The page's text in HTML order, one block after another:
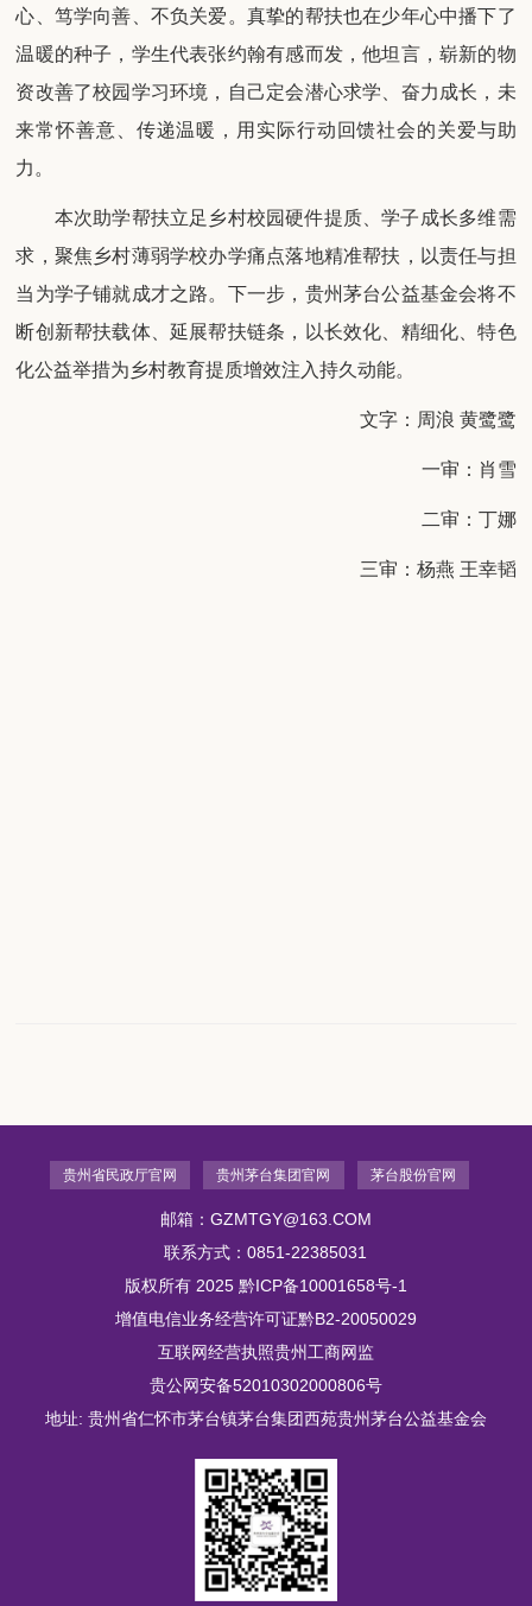
心、笃学向善、不负关爱。真挚的帮扶也在少年心中播下了
温暖的种子，学生代表张约翰有感而发，他坦言，崭新的物
资改善了校园学习环境，自己定会潜心求学、奋力成长，未
来常怀善意、传递温暖，用实际行动回馈社会的关爱与助
力。
本次助学帮扶立足乡村校园硬件提质、学子成长多维需
求，聚焦乡村薄弱学校办学痛点落地精准帮扶，以责任与担
当为学子铺就成才之路。下一步，贵州茅台公益基金会将不
断创新帮扶载体、延展帮扶链条，以长效化、精细化、特色
化公益举措为乡村教育提质增效注入持久动能。
文字：周浪 黄鹭鹭
一审：肖雪
二审：丁娜
三审：杨燕 王幸韬
贵州省民政厅官网 贵州茅台集团官网 茅台股份官网
邮箱：GZMTGY@163.COM
联系方式：0851-22385031
版权所有 2025 黔ICP备10001658号-1
增值电信业务经营许可证黔B2-20050029
互联网经营执照贵州工商网监
贵公网安备52010302000806号
地址: 贵州省仁怀市茅台镇茅台集团西苑贵州茅台公益基金会